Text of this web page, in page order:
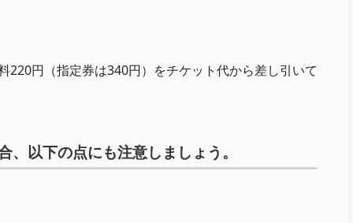
円（指定券は340円）をチケット代から差し引いて
以下の点にも注意しましょう。